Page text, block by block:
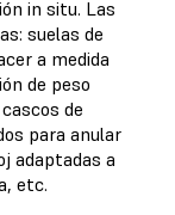
in situ. Las
suelas de
a medida
de peso
de
para anular
adaptadas a
etc.